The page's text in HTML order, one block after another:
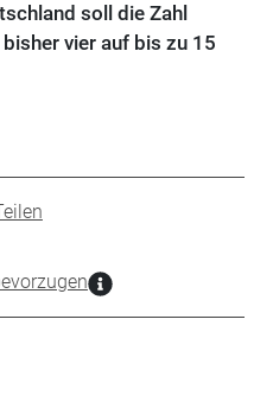
soll die Zahl
vier auf bis zu 15